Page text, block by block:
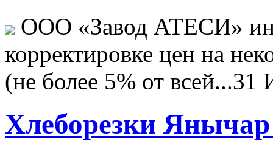
ООО «Завод АТЕСИ»
корректировке цен на
(не более 5% от всей...31
Хлеборезки Янычар